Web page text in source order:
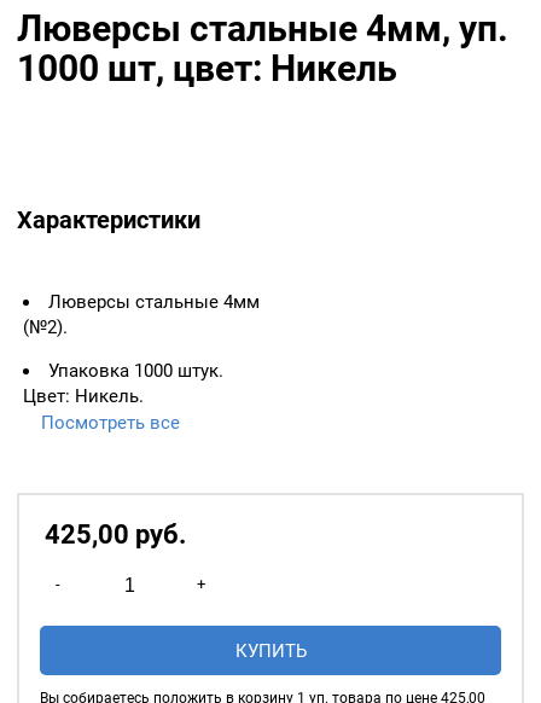
Люверсы стальные 4мм, уп.
1000 шт, цвет: Никель
Характеристики
Люверсы стальные 4мм
(№2).
Упаковка 1000 штук.
Цвет: Никель.
ВАЖНО:
ПО ВНУТРЕННЕМУ
люверсов
— укрепление
продеваются верёвки,
шнуры, тесьма, тросы и т.
Посмотреть все
425,00 руб.
-
товара
Люверсы
+
КУПИТЬ
Вы собираетесь положить в корзину 1 уп. товара по цене 425,00